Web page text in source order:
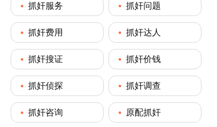
抓奸服务 抓奸问题
抓奸费用 抓奸达人
抓奸搜证 抓奸价钱
抓奸侦探 抓奸调查
抓奸咨询 原配抓奸